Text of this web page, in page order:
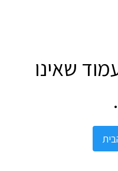
שאינו